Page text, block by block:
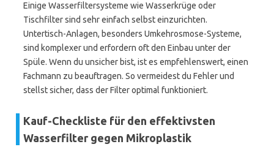
Einige Wasserfiltersysteme wie Wasserkrüge oder
Tischfilter sind sehr einfach selbst einzurichten.
Untertisch-Anlagen, besonders Umkehrosmose-Systeme,
sind komplexer und erfordern oft den Einbau unter der
Spüle. Wenn du unsicher bist, ist es empfehlenswert, einen
Fachmann zu beauftragen. So vermeidest du Fehler und
stellst sicher, dass der Filter optimal funktioniert.
Kauf-Checkliste für den effektivsten
Wasserfilter gegen Mikroplastik